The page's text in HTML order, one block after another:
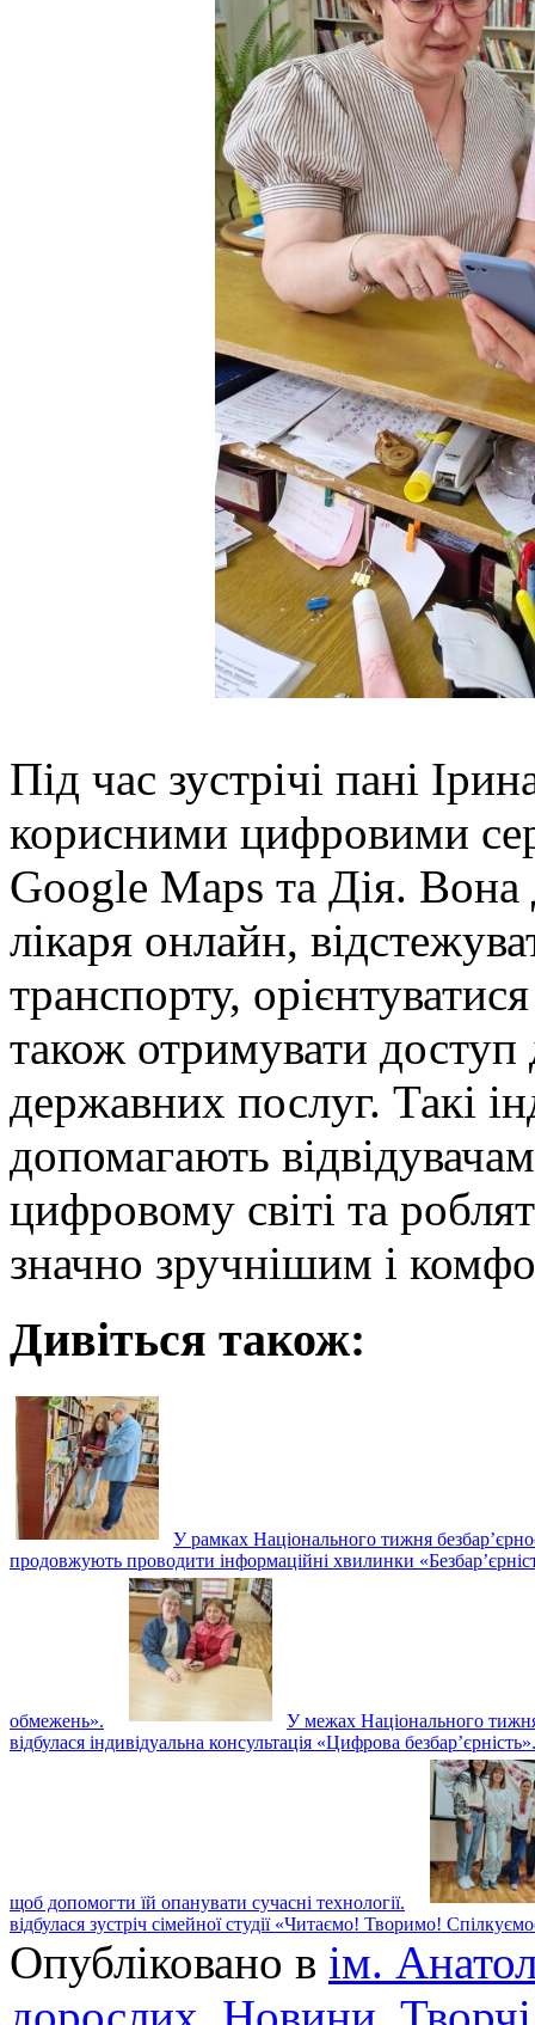
Під час зустрічі пані
корисними цифровими
Google Maps та Дія. Вона
лікаря онлайн,
транспорту,
також отримувати
державних послуг. Такі
допомагають
цифровому світі та
значно зручнішим і
Дивіться також:
У рамках Національного тижня
продовжують проводити інформаційні хвилинки
обмежень».
У межах Національного тижня
відбулася індивідуальна консультація «Цифрова
щоб допомогти їй опанувати сучасні технології.
відбулася зустріч сімейної студії «Читаємо! Творимо!
Опубліковано в ім.